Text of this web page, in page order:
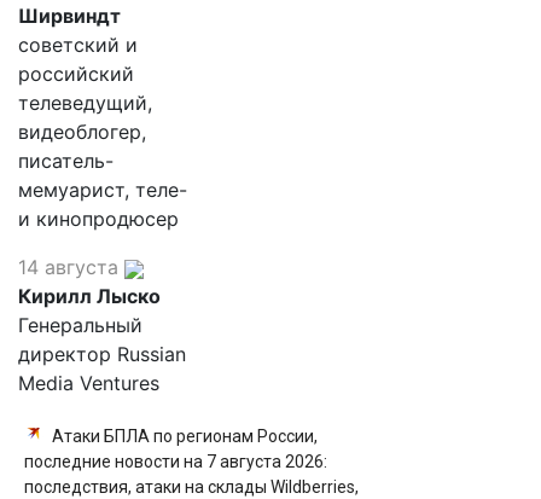
Ширвиндт
советский и
российский
телеведущий,
видеоблогер,
писатель-
мемуарист, теле-
и кинопродюсер
14 августа
Кирилл Лыско
Генеральный
директор Russian
Media Ventures
Атаки БПЛА по регионам России,
последние новости на 7 августа 2026:
последствия, атаки на склады Wildberries,